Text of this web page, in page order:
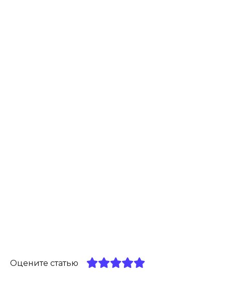
Оцените статью